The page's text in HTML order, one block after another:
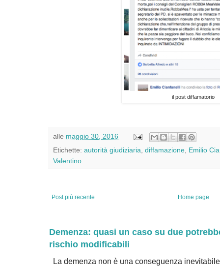
il post diffamatorio
alle maggio 30, 2016
Etichette: autorità giudiziaria diffamazione Emilio
Valentino
Post più recente Home page
Demenza: quasi un caso su due
rischio modificabili
La demenza non è una conseguenza